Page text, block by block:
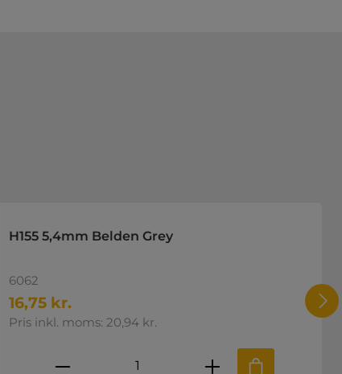
at øge eller mindske mængden.
mængde eller brug
H155 5,4mm Belden Grey
6062
16,75 kr.
Pris inkl. moms: 20,94 kr.
Produktmængde: Indtast